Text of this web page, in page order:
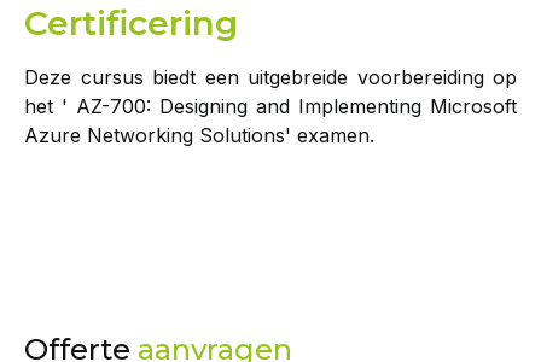
Certificering
Deze cursus biedt een uitgebreide voorbereiding op
het ' AZ-700: Designing and Implementing Microsoft
Azure Networking Solutions' examen.
Offerte aanvragen